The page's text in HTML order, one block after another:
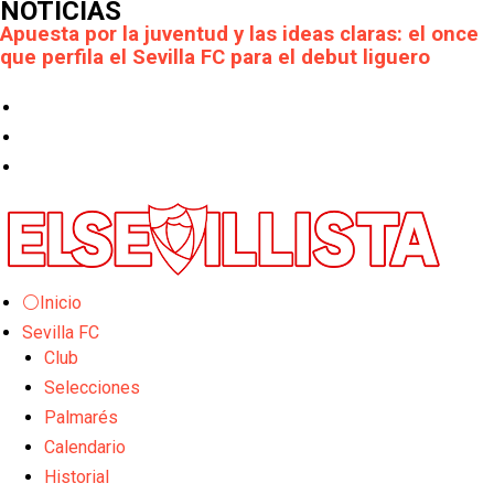
NOTICIAS
Apuesta por la juventud y las ideas claras: el once
que perfila el Sevilla FC para el debut liguero
El Rayo Vallecano llega a la cita de Nervión con
Crónica Pretemporada | Xerez DFC 1-0 Sevilla
Crónica Pretemporada I Bayer Leverkusen 2-1
Sevilla FC
El Tribunal Superior de Justicia concede la
cautelar a Isi Palazón
Banquillos confirmados: así queda la cantera del
Sevilla Femenino para la 2026/27
Celta y Rayo agitan el mercado de La Liga
⚪Inicio
Sevilla FC
Club
Selecciones
Palmarés
Calendario
Historial